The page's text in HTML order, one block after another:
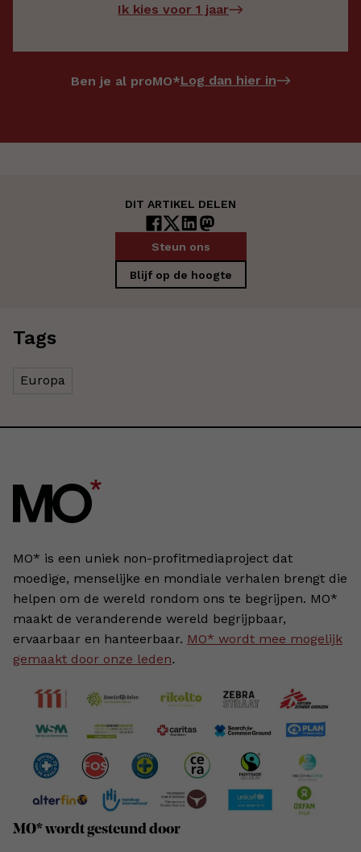
Ik kies voor 1 jaar
Ben je al proMO*Log dan hier in
DIT ARTIKEL DELEN
Steun ons
Blijf op de hoogte
Tags
Europa
MO* is een uniek non-profitmediaproject dat
moedige, menselijke en mondiale verhalen brengt die
helpen om de wereld rondom ons te begrijpen. MO*
maakt de veranderende wereld begrijpbaar,
ervaarbaar en hanteerbaar. MO* wordt mee mogelijk
gemaakt door onze leden.
MO* wordt gesteund door